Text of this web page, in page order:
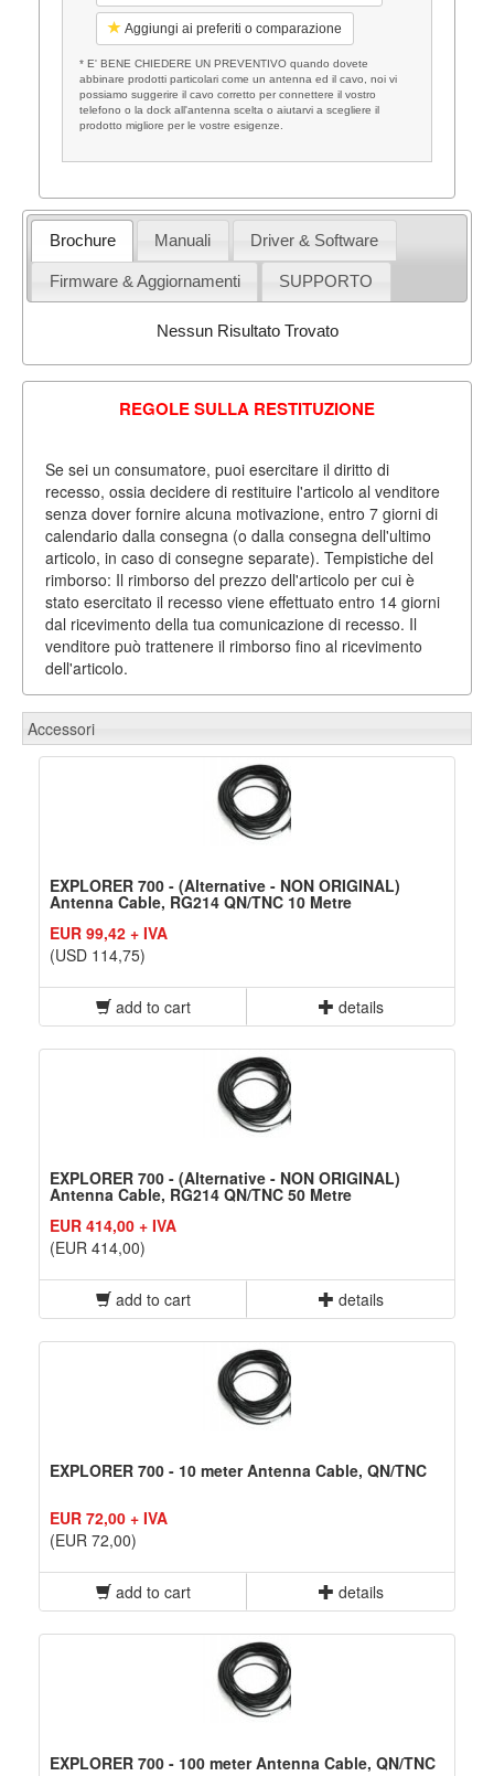
Aggiungi ai preferiti o comparazione
* E' BENE CHIEDERE UN PREVENTIVO quando dovete
abbinare prodotti particolari come un antenna ed il cavo, noi vi
possiamo suggerire il cavo corretto per connettere il vostro
telefono o la dock all'antenna scelta o aiutarvi a scegliere il
prodotto migliore per le vostre esigenze.
Brochure Manuali Driver & Software
Firmware & Aggiornamenti SUPPORTO
Nessun Risultato Trovato
REGOLE SULLA RESTITUZIONE
Se sei un consumatore, puoi esercitare il diritto di
recesso, ossia decidere di restituire l'articolo al venditore
senza dover fornire alcuna motivazione, entro 7 giorni di
calendario dalla consegna (o dalla consegna dell'ultimo
articolo, in caso di consegne separate). Tempistiche del
rimborso: Il rimborso del prezzo dell'articolo per cui è
stato esercitato il recesso viene effettuato entro 14 giorni
dal ricevimento della tua comunicazione di recesso. Il
venditore può trattenere il rimborso fino al ricevimento
dell'articolo.
Accessori
EXPLORER 700 - (Alternative - NON ORIGINAL)
Antenna Cable, RG214 QN/TNC 10 Metre
EUR 99,42 + IVA
(USD 114,75)
add to cart details
EXPLORER 700 - (Alternative - NON ORIGINAL)
Antenna Cable, RG214 QN/TNC 50 Metre
EUR 414,00 + IVA
(EUR 414,00)
add to cart details
EXPLORER 700 - 10 meter Antenna Cable, QN/TNC
EUR 72,00 + IVA
(EUR 72,00)
add to cart details
EXPLORER 700 - 100 meter Antenna Cable, QN/TNC